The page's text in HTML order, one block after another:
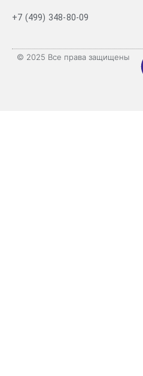
+7 (499) 348-80-09
© 2025 Все права защищены